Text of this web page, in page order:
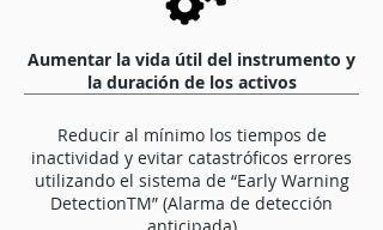
Aumentar la vida útil del instrumento y
la duración de los activos
Reducir al mínimo los tiempos de
inactividad y evitar catastróficos errores
utilizando el sistema de “Early Warning
DetectionTM” (Alarma de detección